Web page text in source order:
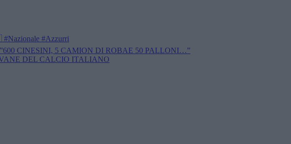
#Azzurri
CINESINI, 5 CAMION DI ROBAE 50 PALLONI…”
DEL CALCIO ITALIANO